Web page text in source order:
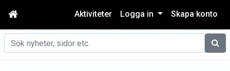
Aktiviteter Logga in Skapa konto
Sök